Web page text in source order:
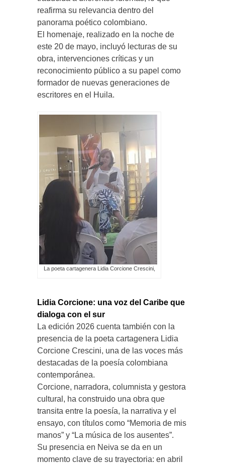
reafirma su relevancia dentro del
panorama poético colombiano.
El homenaje, realizado en la noche de
este 20 de mayo, incluyó lecturas de su
obra, intervenciones críticas y un
reconocimiento público a su papel como
formador de nuevas generaciones de
escritores en el Huila.
La poeta cartagenera Lidia Corcione Crescini,
Lidia Corcione: una voz del Caribe que
dialoga con el sur
La edición 2026 cuenta también con la
presencia de la poeta cartagenera Lidia
Corcione Crescini, una de las voces más
destacadas de la poesía colombiana
contemporánea.
Corcione, narradora, columnista y gestora
cultural, ha construido una obra que
transita entre la poesía, la narrativa y el
ensayo, con títulos como “Memoria de mis
manos” y “La música de los ausentes”.
Su presencia en Neiva se da en un
momento clave de su trayectoria: en abril